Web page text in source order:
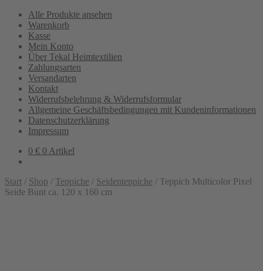
Alle Produkte ansehen
Warenkorb
Kasse
Mein Konto
Über Tekal Heimtextilien
Zahlungsarten
Versandarten
Kontakt
Widerrufsbelehrung & Widerrufsformular
Allgemeine Geschäftsbedingungen mit Kundeninformationen
Datenschutzerklärung
Impressum
0 € 0 Artikel
Start / Shop / Teppiche / Seidenteppiche / Teppich Multicolor Pixel
Seide Bunt ca. 120 x 160 cm